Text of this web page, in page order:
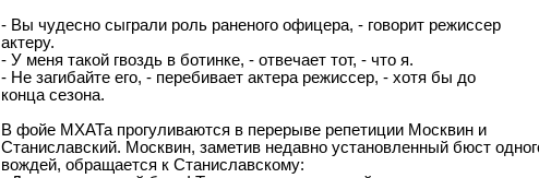
- Вы чудесно сыграли роль раненого офицера, - говорит режиссер
актеру.
- У меня такой гвоздь в ботинке, - отвечает тот, - что я.
- Не загибайте его, - перебивает актера режиссер, - хотя бы до
конца сезона.
В фойе МХАТа прогуливаются в перерыве репетиции Москвин и
Станиславский. Москвин, заметив недавно установленный бюст
вождей, обращается к Станиславскому: